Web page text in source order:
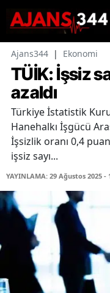
Ajans344 | Ekonomi
TÜİK: İşsiz
azaldı
Türkiye İstatistik
Hanehalkı İşgücü
İşsizlik oranı 0,4
işsiz sayı...
YAYINLAMA: 29 Ağustos 2025 -